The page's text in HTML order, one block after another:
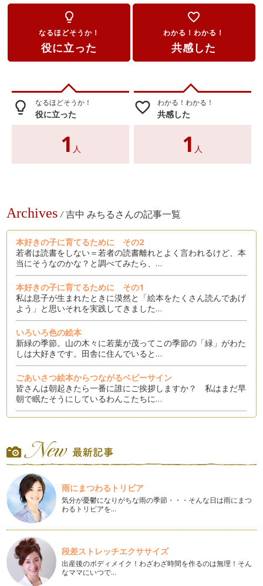
lightbulb_outline
なるほどそうか！
役に立った
favorite_border
わかる！わかる！
共感した
lightbulb_outline なるほどそうか！
役に立った
1 人
favorite_border わかる！わかる！
共感した
1 人
Archives / 吉中 みちるさんの記事一覧
本好きの子に育てるために その2
若者は読書をしない＝若者の読書離れとよく言われるけど、本
当にそうなのかな？と調べてみたら、…
本好きの子に育てるために その1
私は息子が生まれたときに漠然と「絵本をたくさん読んであげ
よう」と思いそれを実践してきました…
いろいろ色の絵本
新緑の季節。山の木々に若葉が茂ってこの季節の「緑」がわた
しは大好きです。田舎に住んでいると…
ごあいさつ絵本からつながるベビーサイン
皆さんは朝起きたら一番に誰にご挨拶しますか？ 私はまだ早
朝で眠たそうにしているわんこたちに…
い本はすべてネットで買える…
読み聞かせのはじめ時？！
皆さんはいつからお子さんに絵本を読んであげたいですか？
または、いつから読み聞かせ…
1歳児さんあるあるが詰まった絵本3冊
週末は仕事がないとよく娘と図書館に行きます。そう、娘は読
書が大好きに育ってくれました。娘が…
ジョン・バーニンガムさんの世界
2019年1月4日84歳でお亡くなりになられました。 今回のコラ
ムは赤ちゃんたち向…
雨にまつわるトリビア
気分が憂鬱になりがちな雨の季節・・・そんな日は雨にまつ
わるトリビアを…
段差ストレッチエクササイズ
出産後のボディメイク！わざわざ時間を作るのは無理！そん
なママにいつで…